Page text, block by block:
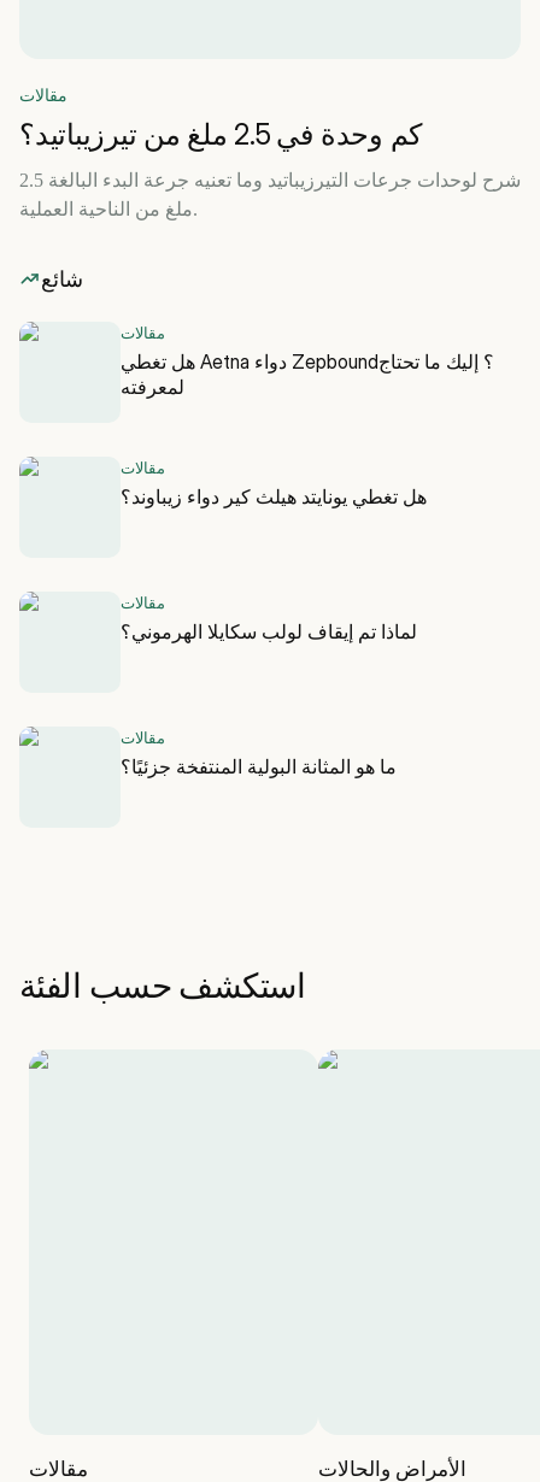
مقالات
كم وحدة في 2.5 ملغ من تيرزيباتيد؟
شرح لوحدات جرعات التيرزيباتيد وما تعنيه جرعة البدء البالغة 2.5
ملغ من الناحية العملية.
شائع
مقالات
هل تغطي Aetna دواء Zepbound؟ إليك ما تحتاج
لمعرفته
مقالات
هل تغطي يونايتد هيلث كير دواء زيباوند؟
مقالات
لماذا تم إيقاف لولب سكايلا الهرموني؟
مقالات
ما هو المثانة البولية المنتفخة جزئيًا؟
استكشف حسب الفئة
مقالات الأمراض والحالات